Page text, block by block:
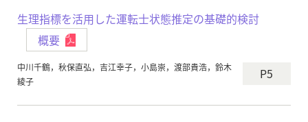
生理指標を活用した運転士状態推定の基礎的検討
概要
中川千鶴，秋保直弘，吉江幸子，小島崇，渡部貴浩，鈴木
綾子
P5